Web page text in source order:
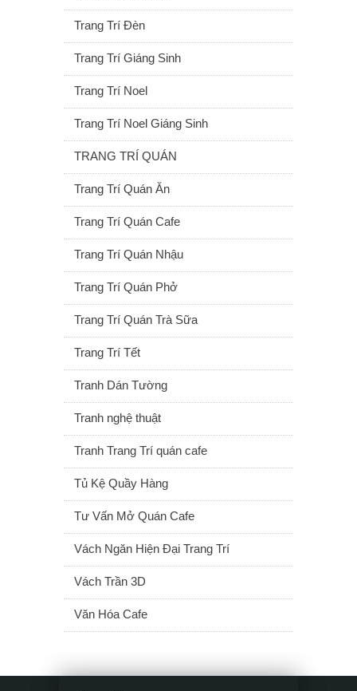
Trang Trí Đèn
Trang Trí Giáng Sinh
Trang Trí Noel
Trang Trí Noel Giáng Sinh
TRANG TRÍ QUÁN
Trang Trí Quán Ăn
Trang Trí Quán Cafe
Trang Trí Quán Nhậu
Trang Trí Quán Phở
Trang Trí Quán Trà Sữa
Trang Trí Tết
Tranh Dán Tường
Tranh nghệ thuật
Tranh Trang Trí quán cafe
Tủ Kệ Quầy Hàng
Tư Vấn Mở Quán Cafe
Vách Ngăn Hiện Đại Trang Trí
Vách Trần 3D
Văn Hóa Cafe